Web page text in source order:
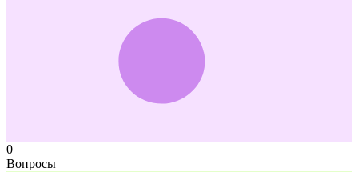
0
Вопросы